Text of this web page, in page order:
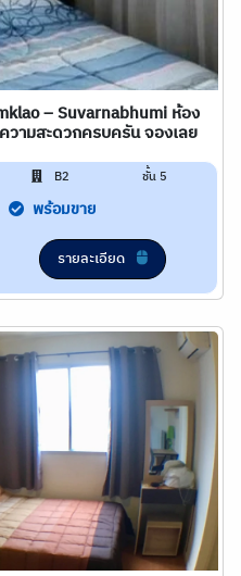
– Suvarnabhumi ห้อง
ามสะดวกครบครัน จองเลย
B2 ชั้น 5
พร้อมขาย
รายละเอียด